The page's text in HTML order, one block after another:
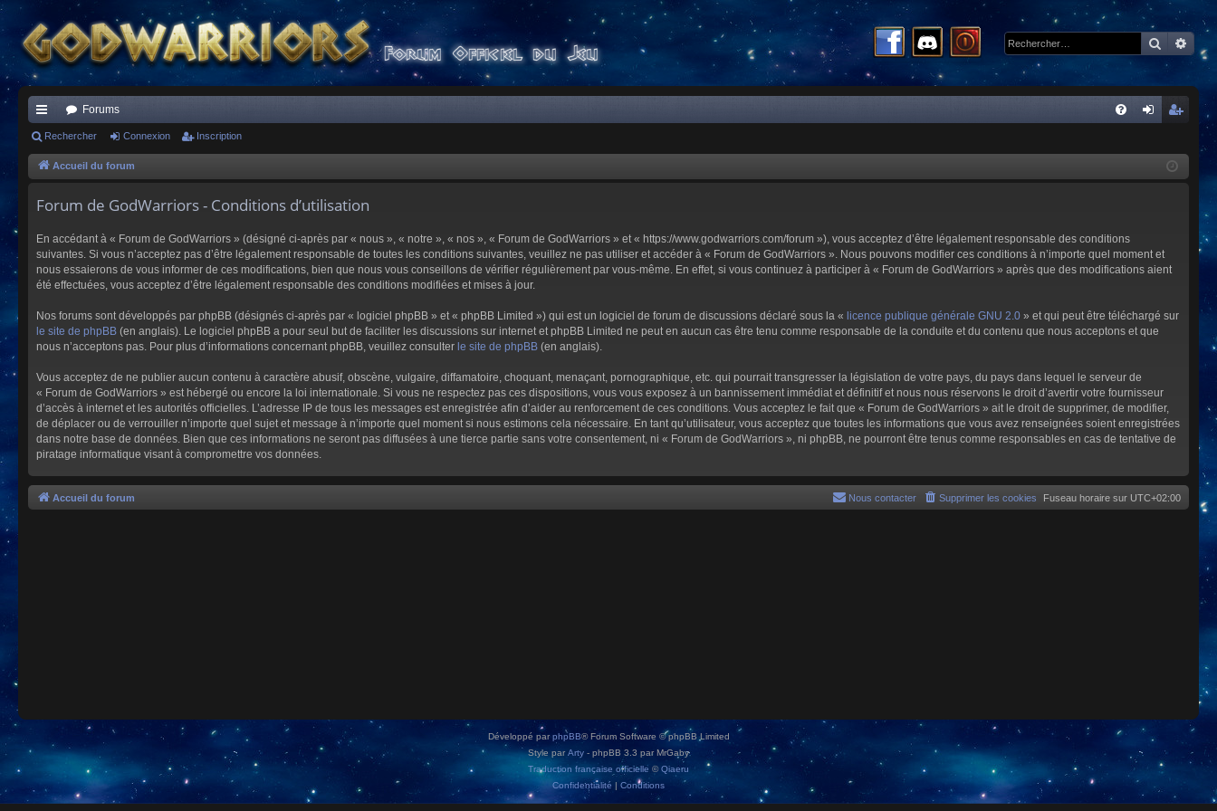
ac
co
s
Forums
cri
Rechercher Connexion Inscription
Accueil du forum
Forum de GodWarriors - Conditions d’utilisation
En accédant à « Forum de GodWarriors » (désigné ci-après par « nous », « notre », « nos », « Forum de GodWarriors » et « https://www.godwarriors.com/forum »), vous acceptez d’être légalement responsable des conditions
suivantes. Si vous n’acceptez pas d’être légalement responsable de toutes les conditions suivantes, veuillez ne pas utiliser et accéder à « Forum de GodWarriors ». Nous pouvons modifier ces conditions à n’importe quel moment et
nous essaierons de vous informer de ces modifications, bien que nous vous conseillons de vérifier régulièrement par vous-même. En effet, si vous continuez à participer à « Forum de GodWarriors » après que des modifications aient
été effectuées, vous acceptez d’être légalement responsable des conditions modifiées et mises à jour.
Nos forums sont développés par phpBB (désignés ci-après par « logiciel phpBB » et « phpBB Limited ») qui est un logiciel de forum de discussions déclaré sous la « licence publique générale GNU 2.0 » et qui peut être téléchargé sur
le site de phpBB (en anglais). Le logiciel phpBB a pour seul but de faciliter les discussions sur internet et phpBB Limited ne peut en aucun cas être tenu comme responsable de la conduite et du contenu que nous acceptons et que
nous n’acceptons pas. Pour plus d’informations concernant phpBB, veuillez consulter le site de phpBB (en anglais).
Vous acceptez de ne publier aucun contenu à caractère abusif, obscène, vulgaire, diffamatoire, choquant, menaçant, pornographique, etc. qui pourrait transgresser la législation de votre pays, du pays dans lequel le serveur de
« Forum de GodWarriors » est hébergé ou encore la loi internationale. Si vous ne respectez pas ces dispositions, vous vous exposez à un bannissement immédiat et définitif et nous nous réservons le droit d’avertir votre fournisseur
d’accès à internet et les autorités officielles. L’adresse IP de tous les messages est enregistrée afin d’aider au renforcement de ces conditions. Vous acceptez le fait que « Forum de GodWarriors » ait le droit de supprimer, de modifier,
de déplacer ou de verrouiller n’importe quel sujet et message à n’importe quel moment si nous estimons cela nécessaire. En tant qu’utilisateur, vous acceptez que toutes les informations que vous avez renseignées soient enregistrées
dans notre base de données. Bien que ces informations ne seront pas diffusées à une tierce partie sans votre consentement, ni « Forum de GodWarriors », ni phpBB, ne pourront être tenus comme responsables en cas de tentative de
piratage informatique visant à compromettre vos données.
Accueil du forum Fuseau horaire sur UTC+02:00
Supprimer les cookies
Nous contacter
Développé parphpBB® Forum Software © phpBB Limited
Style par Arty - phpBB 3.3 par MrGaby
Traduction française officielle ©Qiaeru
Confidentialité | Conditions